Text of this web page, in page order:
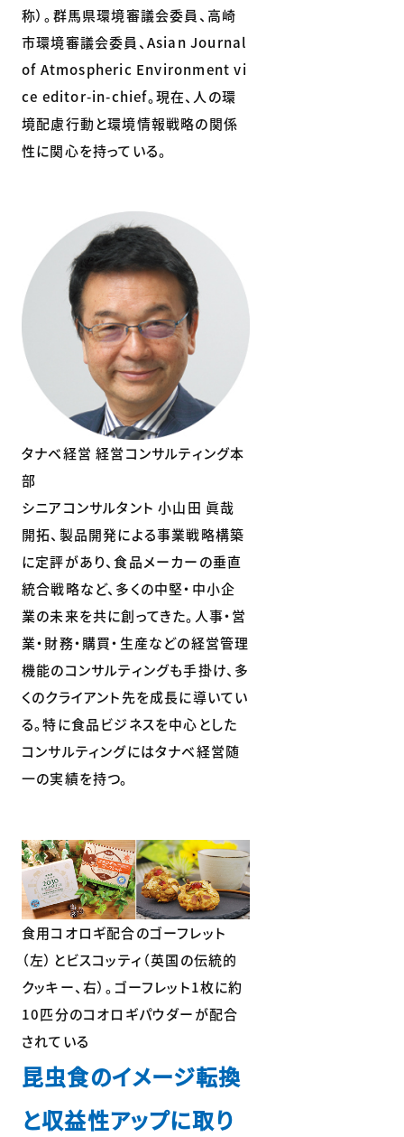
称）。群馬県環境審議会委員、高崎
市環境審議会委員、Asian Journal
of Atmospheric Environment vi
ce editor-in-chief。現在、人の環
境配慮行動と環境情報戦略の関係
性に関心を持っている。
タナベ経営 経営コンサルティング本
部
シニアコンサルタント 小山田 眞哉
開拓、製品開発による事業戦略構築
に定評があり、食品メーカーの垂直
統合戦略など、多くの中堅・中小企
業の未来を共に創ってきた。人事・営
業・財務・購買・生産などの経営管理
機能のコンサルティングも手掛け、多
くのクライアント先を成長に導いてい
る。特に食品ビジネスを中心とした
コンサルティングにはタナベ経営随
一の実績を持つ。
食用コオロギ配合のゴーフレット
（左）とビスコッティ（英国の伝統的
クッキー、右）。ゴーフレット1枚に約
10匹分のコオロギパウダーが配合
されている
昆虫食のイメージ転換
と収益性アップに取り